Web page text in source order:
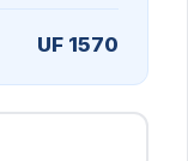
UF 1570